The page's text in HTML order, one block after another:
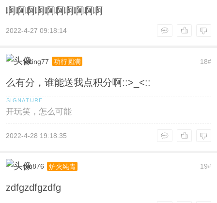
啊啊啊啊啊啊啊啊啊啊
2022-4-27 09:18:14
18#
leiting77 功行圆满
么有分，谁能送我点积分啊::>_<::
开玩笑，怎么可能
2022-4-28 19:18:35
19#
oiu876 炉火纯青
zdfgzdfgzdfg